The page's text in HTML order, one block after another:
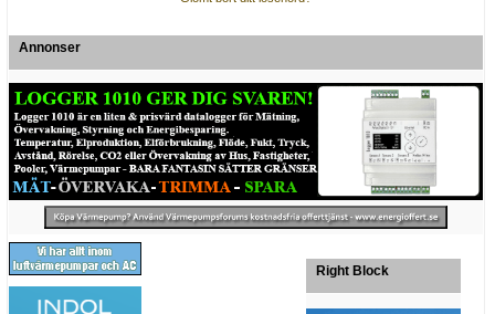
Annonser
Right Block